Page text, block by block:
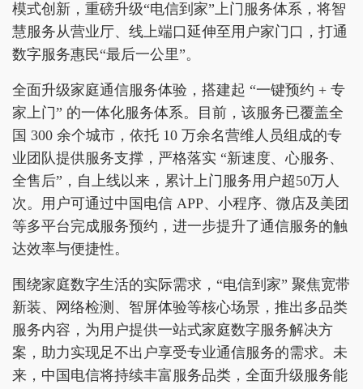
模式创新，重磅升级“电信到家”上门服务体系，将智
慧服务从营业厅、线上端口延伸至用户家门口，打通
数字服务惠民“最后一公里”。
全面升级家庭通信服务体验，搭建起 “一键预约 + 专
家上门” 的一体化服务体系。目前，该服务已覆盖全
国 300 余个城市，依托 10 万余名营维人员组成的专
业团队提供服务支撑，严格落实 “新速度、心服务、
全售后”，自上线以来，累计上门服务用户超50万人
次。用户可通过中国电信 APP、小程序、微店及美团
等多平台完成服务预约，进一步提升了通信服务的触
达效率与便捷性。
围绕家庭数字生活的实际需求，“电信到家” 聚焦宽带
新装、网络检测、智屏体验等核心场景，推出多品类
服务内容，为用户提供一站式家庭数字服务解决方
案，助力实现足不出户享受专业通信服务的需求。未
来，中国电信将持续丰富服务品类，全面升级服务能